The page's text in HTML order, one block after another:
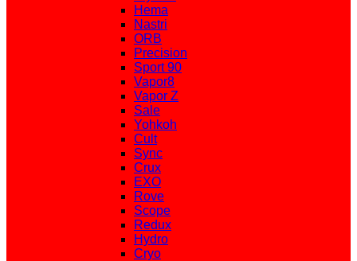
Hema
Nastri
ORB
Precision
Sport 90
Vapor8
Vapor Z
Sale
Yohkoh
Cult
Sync
Crux
EXO
Rove
Scope
Redux
Hydro
Cryo